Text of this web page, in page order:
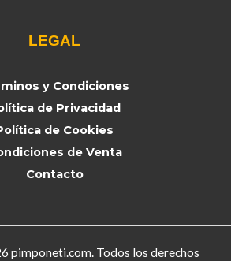
LEGAL
y Condiciones
de Privacidad
de Cookies
de Venta
Contacto
pimponeti.com. Todos los derechos